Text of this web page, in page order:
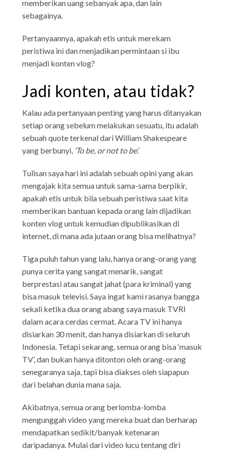
memberikan uang sebanyak apa, dan lain
sebagainya.
Pertanyaannya, apakah etis untuk merekam
peristiwa ini dan menjadikan permintaan si ibu
menjadi konten vlog?
Jadi konten, atau tidak?
Kalau ada pertanyaan penting yang harus ditanyakan
setiap orang sebelum melakukan sesuatu, itu adalah
sebuah quote terkenal dari William Shakespeare
yang berbunyi, ‘To be, or not to be’.
Tulisan saya hari ini adalah sebuah opini yang akan
mengajak kita semua untuk sama-sama berpikir,
apakah etis untuk bila sebuah peristiwa saat kita
memberikan bantuan kepada orang lain dijadikan
konten vlog untuk kemudian dipublikasikan di
internet, di mana ada jutaan orang bisa melihatnya?
Tiga puluh tahun yang lalu, hanya orang-orang yang
punya cerita yang sangat menarik, sangat
berprestasi atau sangat jahat (para kriminal) yang
bisa masuk televisi. Saya ingat kami rasanya bangga
sekali ketika dua orang abang saya masuk TVRI
dalam acara cerdas cermat. Acara TV ini hanya
disiarkan 30 menit, dan hanya disiarkan di seluruh
Indonesia. Tetapi sekarang, semua orang bisa ‘masuk
TV’, dan bukan hanya ditonton oleh orang-orang
senegaranya saja, tapi bisa diakses oleh siapapun
dari belahan dunia mana saja.
Akibatnya, semua orang berlomba-lomba
mengunggah video yang mereka buat dan berharap
mendapatkan sedikit/banyak ketenaran
daripadanya. Mulai dari video lucu tentang diri